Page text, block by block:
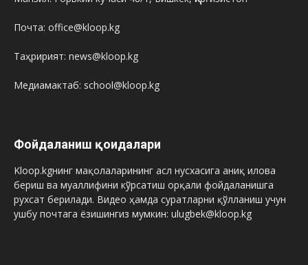
Почта: office@kloop.kg
Таҳририят: news@kloop.kg
Медиамактаб: school@kloop.kg
Фойдаланиш қоидалари
Kloop.kgнинг мақолаларининг асл нусхасига аниқ илова
бериш ва муаллифини кўрсатиш орқали фойдаланишга
рухсат берилади. Видео ҳамда суратларни қўлланиш учун
ушбу почтага ёзишингиз мумкин: ulugbek@kloop.kg